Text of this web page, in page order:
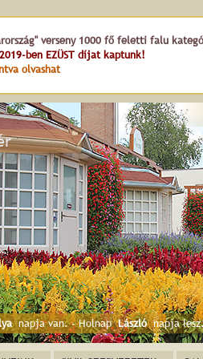
verseny 1000 fő feletti falu
ben EZÜST díjat kaptunk!
olvashat
napja van. - Holnap László napja